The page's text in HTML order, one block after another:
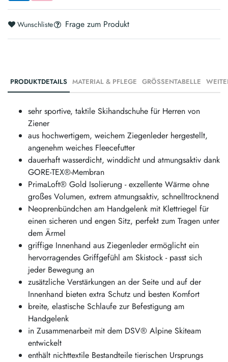
Wunschliste Frage zum Produkt
PRODUKTDETAILS MATERIAL & PFLEGE GRÖSSENTABELLE
sehr sportive, taktile Skihandschuhe für Herren von
Ziener
aus hochwertigem, weichem Ziegenleder hergestellt,
angenehm weiches Fleecefutter
dauerhaft wasserdicht, winddicht und atmungsaktiv dank
GORE-TEX®-Membran
PrimaLoft® Gold Isolierung - exzellente Wärme ohne
großes Volumen, extrem atmungsaktiv, schnelltrocknend
Neoprenbündchen am Handgelenk mit Klettriegel für
einen sicheren und engen Sitz, perfekt zum Tragen unter
dem Ärmel
griffige Innenhand aus Ziegenleder ermöglicht ein
hervorragendes Griffgefühl am Skistock - passt sich
jeder Bewegung an
zusätzliche Verstärkungen an der Seite und auf der
Innenhand bieten extra Schutz und besten Komfort
breite, elastische Schlaufe zur Befestigung am
Handgelenk
in Zusammenarbeit mit dem DSV® Alpine Skiteam
entwickelt
enthält nichttextile Bestandteile tierischen Ursprungs